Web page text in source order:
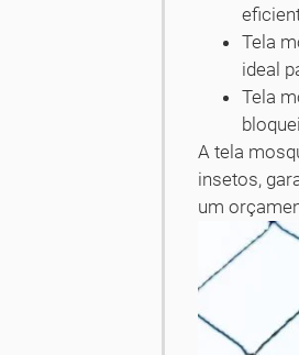
Tela
ideal
Tela
A tela
insetos,
um